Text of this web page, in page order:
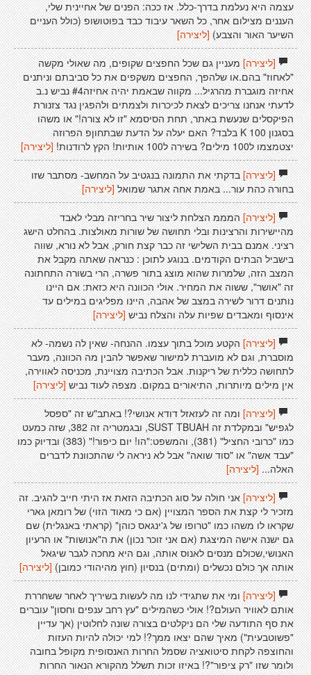
עצמה היא נעלמת בדרך-כלל. אז ככה: הפנים של אחיינית שלי,
העננים מצילום אחר, כל השאר עיבוד כבד בפוטושופ (כולל העניים
השיער האור והצבע)[ליצירה]
[ליצירה]מעניין גם שכל החפצים שקופים, מה שאולי מקשה
"לאחוז" בהם.או שלהפך, החפצים משקפים את כל סביבתם וניתנים
אחיזה מוגברת מהרגיל... מקווה שבאמת יהיה אחיזה#4 נביש נ.ב
לדעתי אנחנו צריכים לצאת לכיכרות ולצמתים ולהפגין נגד צזנורת
הפיקסלים שנעשת באתר, תחת הסיסמא "זו לא צורה!" או משהו
בסגנון 100 K בלבד? האם יעלה על הדעת שבתחוןפ הפרוזה
יצטמצמו ל100 מילים? בשירה ל100 אותיות! הקץ לרודנות!
[ליצירה]
[ליצירה]בדקתי את התמונה בנגטיב על המחשב- מסתבר שזו
בחורה כהת עור... באמת אחה אתגר שמואל [ליצירה]
[ליצירה]המממ הצלחת ליצור שיר בחריזה מבלי לאבד
מהיישירות והרצינות ובלי תחושה של שורות מאולצות. בהחלט הישג
רציני. אמנם בבית השלישי זה כבר קצת חורק, אבל לא נורא, שווה
בישביל הבתים הקודמים. בנוגע לתוכן : כנראה שאתה מקבל את
המצב הזה, שלמרות שהוא מוצג בתור פשרה, הרי בשורה התחתונה
זה "אושר", ששוה את המחיר. אולי הכוונה היא כזאת: אם היינו
נותנים דרור לשירה במצב של אהבה, היינו מפליגים במילים עד
אינסוף ומאבדים שפיות עלה והצלח נביש[ליצירה]
[ליצירה]הקטע מוכל בתוך עצמו. ההנחה- שאין לה נשמה- לא
מוסברת, וגם לא מועברת למישור שאפשר להבין מה הכוונה, מעבר
לתחושה כללית של ריקנות. אבל הכתיבה מצויינת, מכניסה לאווירה,
אין מילים מיותרות, התיאורים במקום. מצפה לעוד נביש[ליצירה]
[ליצירה]ומה זה לעזאזל דודא אנושי?! באתב"ש זה "ספסל
לגפיש" ובמקלדת זה SUST TBUAH, ובגמטריה זה 382, שזה כמעט
כמו "כרובי החציל" (381), והמשפט:"הו! יום כיפור!" (383) ובדיוק כמו
"עבד אשה" או "סוד שואה" אבל לא ניראה לי שהתכוונת לדברים
האלה... [ליצירה]
[ליצירה]אני חולה על סוג הכתיבה הזאת אז היתי חייב להגיב. זה
מזכיר לי קצת את הספר המצויין (אם כי מאוד הזוי) של רומאן גארי
שקראו לו משהו כמו "טרופו של ג'ינגאס כוהן" (קראתי באנגלית) שם
גם ישנה אישה המיצגת (אם אני זוכר נכון) את ה"אנושות" או הרעיון
האנושי,שכולם מנסים לאנוס אותה, וגם היא מחכה לגבר שיגאל
אותה אך כולם נכשלים (ומתים) בנסיון (חוץ מהיהודי כמובן) [ליצירה]
[ליצירה]ומי את שתגידי לנו מה לעשות בשיריך לאחר ששחררת
אותם לאוויר העולם?! אולי כשהמילים "עץ רחב ענפים וחסון" עוברים
את סף התודעה שלי הם ניקלטים בצורה שונה לחלוטין (אך עדיין
"פשוטבעית") מאיך שהם יצאו ממך?! למי יכולה להיות העזות
והחוצפה לקחת סיטואציה שסמל החרות האנסופית מקופל בחובה
ולומר שזו "רק ציפור"?! באיזו זכות תשלל מהקורא הנאור החרות